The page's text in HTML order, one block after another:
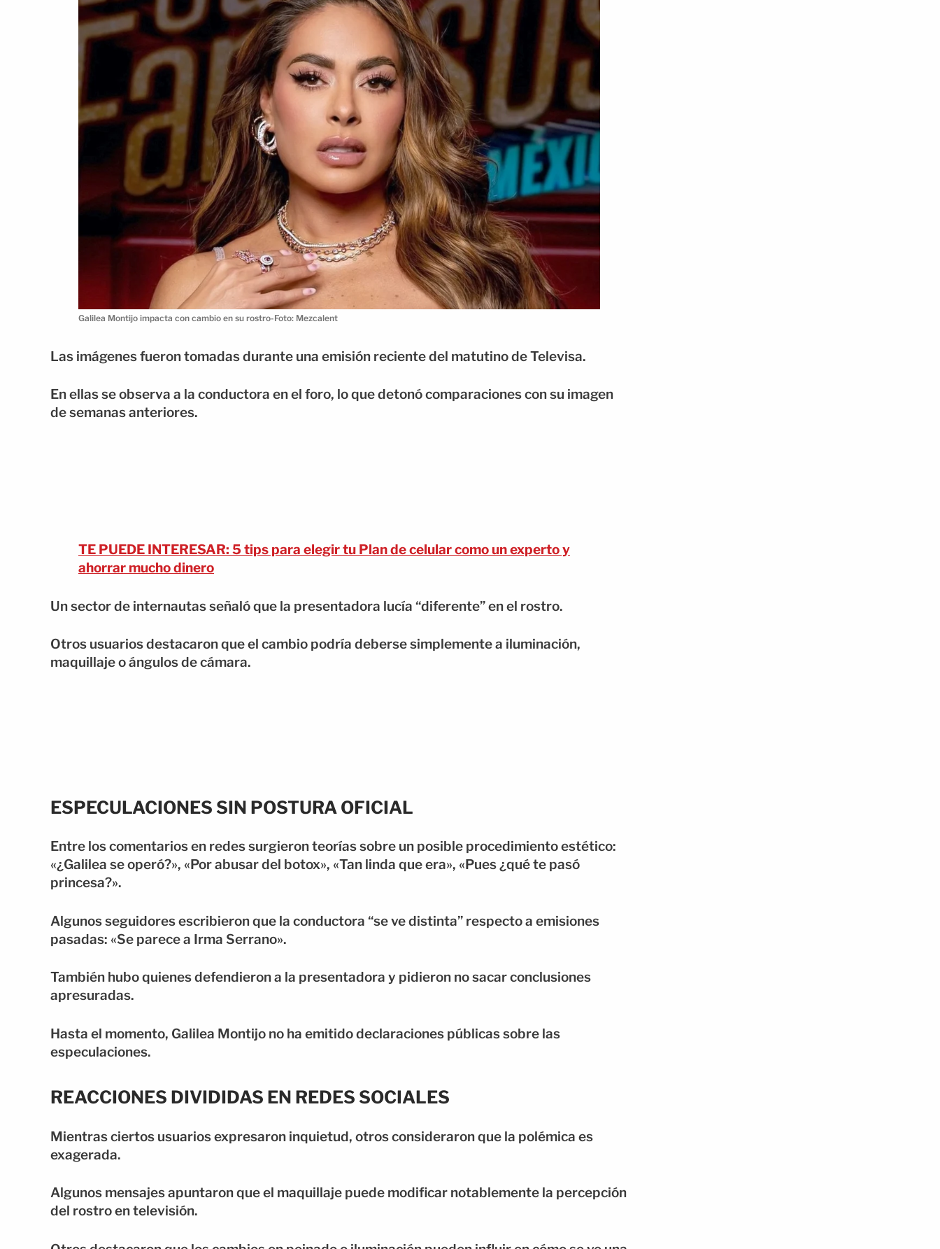
Galilea Montijo impacta con cambio en su rostro-Foto: Mezcalent
Las imágenes fueron tomadas durante una emisión reciente del matutino de Televisa.
En ellas se observa a la conductora en el foro, lo que detonó comparaciones con su imagen
de semanas anteriores.
TE PUEDE INTERESAR: 5 tips para elegir tu Plan de celular como un experto y
ahorrar mucho dinero
Un sector de internautas señaló que la presentadora lucía “diferente” en el rostro.
Otros usuarios destacaron que el cambio podría deberse simplemente a iluminación,
maquillaje o ángulos de cámara.
ESPECULACIONES SIN POSTURA OFICIAL
Entre los comentarios en redes surgieron teorías sobre un posible procedimiento estético:
«¿Galilea se operó?», «Por abusar del botox», «Tan linda que era», «Pues ¿qué te pasó
princesa?».
Algunos seguidores escribieron que la conductora “se ve distinta” respecto a emisiones
pasadas: «Se parece a Irma Serrano».
También hubo quienes defendieron a la presentadora y pidieron no sacar conclusiones
apresuradas.
Hasta el momento, Galilea Montijo no ha emitido declaraciones públicas sobre las
especulaciones.
REACCIONES DIVIDIDAS EN REDES SOCIALES
Mientras ciertos usuarios expresaron inquietud, otros consideraron que la polémica es
exagerada.
Algunos mensajes apuntaron que el maquillaje puede modificar notablemente la percepción
del rostro en televisión.